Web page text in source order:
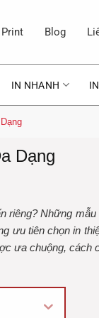
Blog
IN NHANH
Dạng
riêng? Những
ưu tiên chọn in
ưa chuộng,